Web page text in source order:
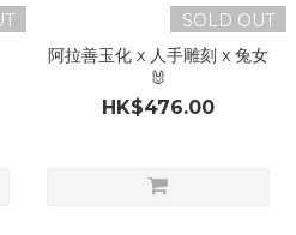
SOLD OUT
阿拉善玉化 x 人手雕刻 x 兔女
🐰
HK$476.00